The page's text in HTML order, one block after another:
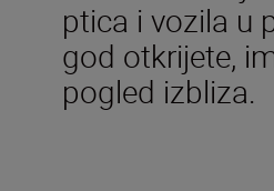
ptica i vozila u
god otkrijete,
pogled izbliza.